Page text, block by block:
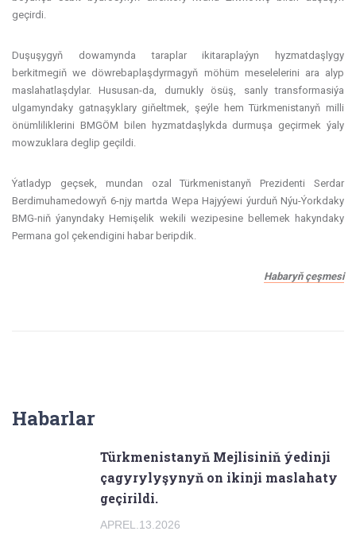
geçirdi.
Duşuşygyň dowamynda taraplar ikitaraplaýyn hyzmatdaşlygy
berkitmegiň we döwrebaplaşdyrmagyň möhüm meselelerini ara alyp
maslahatlaşdylar. Hususan-da, durnukly ösüş, sanly transformasiýa
ulgamyndaky gatnaşyklary giňeltmek, şeýle hem Türkmenistanyň milli
önümliliklerini BMGÖM bilen hyzmatdaşlykda durmuşa geçirmek ýaly
mowzuklara deglip geçildi.
Ýatladyp geçsek, mundan ozal Türkmenistanyň Prezidenti Serdar
Berdimuhamedowyň 6-njy martda Wepa Hajyýewi ýurduň Nýu-Ýorkdaky
BMG-niň ýanyndaky Hemişelik wekili wezipesine bellemek hakyndaky
Permana gol çekendigini habar beripdik.
Habaryň çeşmesi
Habarlar
Türkmenistanyň Mejlisiniň ýedinji
çagyrylyşynyň on ikinji maslahaty
geçirildi.
APREL.13.2026